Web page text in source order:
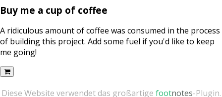
Buy me a cup of coffee
A ridiculous amount of coffee was consumed in the process
of building this project. Add some fuel if you'd like to keep
me going!
Diese Website verwendet das großartige footnotes-Plugin.